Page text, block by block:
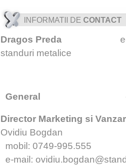
INFORMATII DE CONTACT
Dragos Preda e-mail:
standuri metalice
General
Director Marketing si
Ovidiu Bogdan
mobil: 0749-995.555
e-mail: